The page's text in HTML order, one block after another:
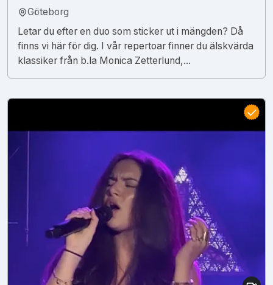
Göteborg
Letar du efter en duo som sticker ut i mängden? Då
finns vi här för dig. I vår repertoar finner du älskvärda
klassiker från b.la Monica Zetterlund,...